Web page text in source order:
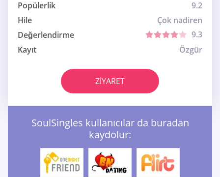
Popülerlik
9.2
Hile
Çok nadiren
Değerlendirme
9.3
Kayıt
Özgür
ZIYARET
SoulSingles kullanıcılar da buradan
kaydolur: